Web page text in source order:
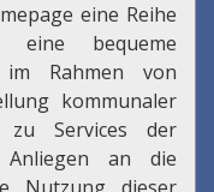
eine Reihe
eine bequeme
im Rahmen von
kommunaler
zu Services der
an die